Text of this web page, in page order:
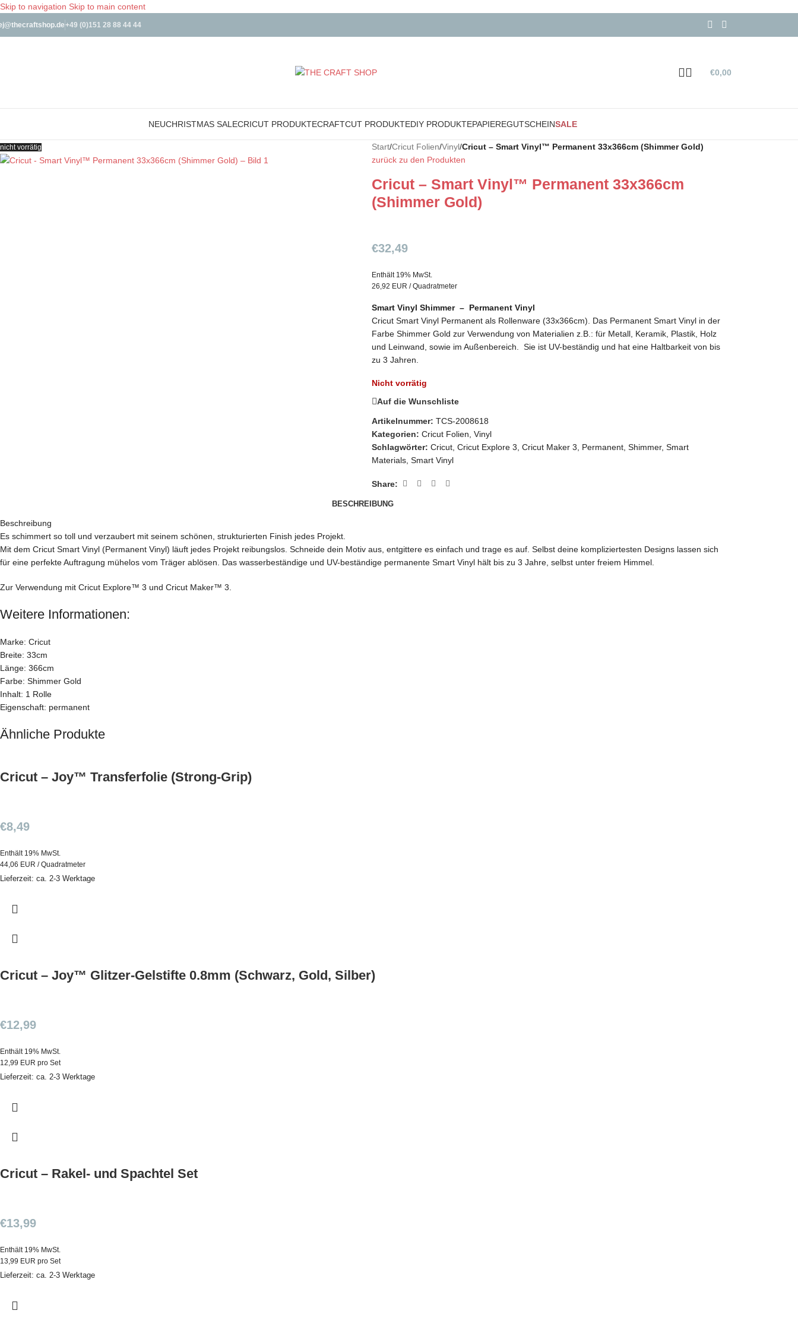
Skip to navigation Skip to main content
+49 (0)151 28 88 44 44
€0,00
NEUCHRISTMAS SALECRICUT PRODUKTECRAFTCUT PRODUKTEDIY PRODUKTEPAPIEREGUTSCHEINSALE
nicht vorrätig Start/Cricut Folien/Vinyl/Cricut – Smart Vinyl™ Permanent 33x366cm (Shimmer Gold)
zurück zu den Produkten
Cricut – Smart Vinyl™ Permanent 33x366cm
(Shimmer Gold)
€32,49
Enthält 19% MwSt.
26,92 EUR / Quadratmeter
Smart Vinyl Shimmer – Permanent Vinyl
Cricut Smart Vinyl Permanent als Rollenware (33x366cm). Das Permanent Smart Vinyl in der
Farbe Shimmer Gold zur Verwendung von Materialien z.B.: für Metall, Keramik, Plastik, Holz
und Leinwand, sowie im Außenbereich. Sie ist UV-beständig und hat eine Haltbarkeit von bis
zu 3 Jahren.
Nicht vorrätig
Auf die Wunschliste
Artikelnummer: TCS-2008618
Kategorien: Cricut Folien Vinyl
Schlagwörter: Cricut, Cricut Explore 3 Cricut Maker 3 Permanent, Shimmer, Smart
Materials, Smart Vinyl
Share:
BESCHREIBUNG
Beschreibung
Es schimmert so toll und verzaubert mit seinem schönen, strukturierten Finish jedes Projekt.
Mit dem Cricut Smart Vinyl (Permanent Vinyl) läuft jedes Projekt reibungslos. Schneide dein Motiv aus, entgittere es einfach und trage es auf. Selbst deine kompliziertesten Designs lassen sich
für eine perfekte Auftragung mühelos vom Träger ablösen. Das wasserbeständige und UV-beständige permanente Smart Vinyl hält bis zu 3 Jahre, selbst unter freiem Himmel.
Zur Verwendung mit Cricut Explore™ 3 und Cricut Maker™ 3.
Weitere Informationen:
Marke: Cricut
Breite: 33cm
Länge: 366cm
Farbe: Shimmer Gold
Inhalt: 1 Rolle
Eigenschaft: permanent
Ähnliche Produkte
Cricut – Joy™ Transferfolie (Strong-Grip)
€8,49
Enthält 19% MwSt.
44,06 EUR / Quadratmeter
Lieferzeit: ca. 2-3 Werktage
Cricut – Joy™ Glitzer-Gelstifte 0.8mm (Schwarz, Gold, Silber)
€12,99
Enthält 19% MwSt.
12,99 EUR pro Set
Lieferzeit: ca. 2-3 Werktage
Cricut – Rakel- und Spachtel Set
€13,99
Enthält 19% MwSt.
13,99 EUR pro Set
Lieferzeit: ca. 2-3 Werktage